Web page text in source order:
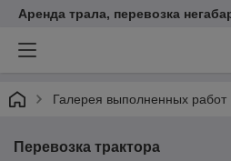
Аренда трала, перевозка
Галерея выполненных работ
Перевозка трактора